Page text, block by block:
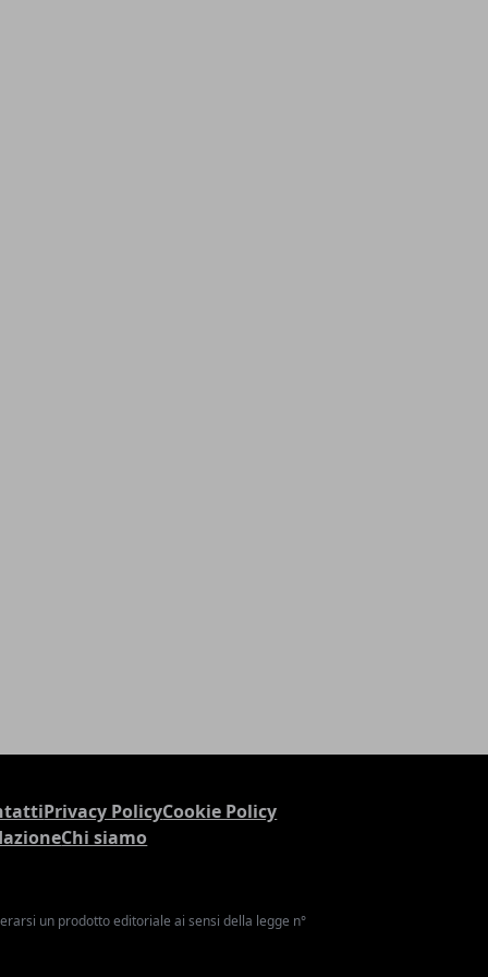
Privacy PolicyCookie Policy
Chi siamo
un prodotto editoriale ai sensi della legge n°